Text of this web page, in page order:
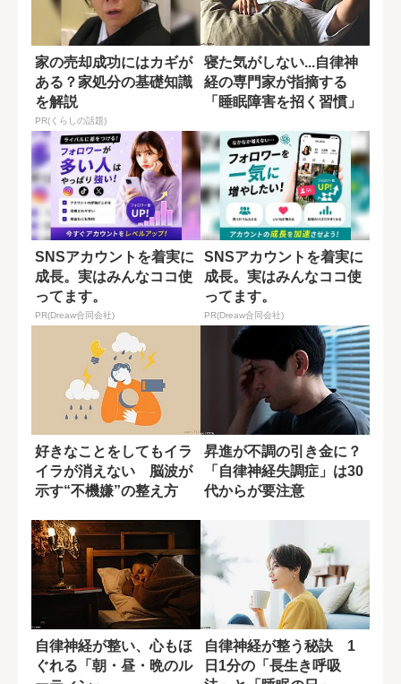
家の売却成功にはカギが
ある？家処分の基礎知識
を解説
PR(くらしの話題)
寝た気がしない...自律神
経の専門家が指摘する
「睡眠障害を招く習慣」
SNSアカウントを着実に
成長。実はみんなココ使
ってます。
PR(Dreaw合同会社)
SNSアカウントを着実に
成長。実はみんなココ使
ってます。
PR(Dreaw合同会社)
好きなことをしてもイラ
イラが消えない 脳波が
示す“不機嫌”の整え方
昇進が不調の引き金に？
「自律神経失調症」は30
代からが要注意
自律神経が整い、心もほ
ぐれる「朝・昼・晩のル
自律神経が整う秘訣 1
日1分の「長生き呼吸